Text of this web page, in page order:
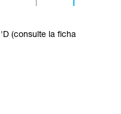
(consulte la ficha